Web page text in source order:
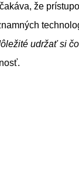
že
udržať si